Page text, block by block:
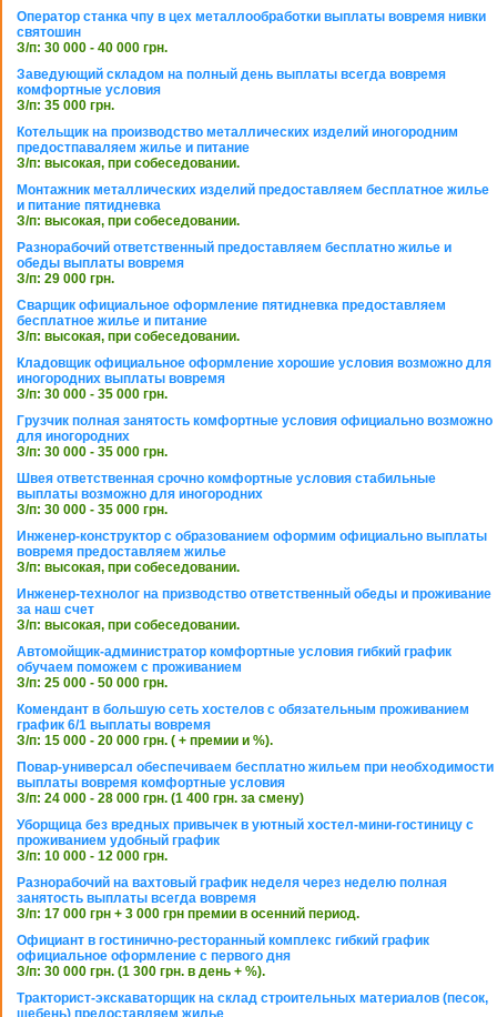
Оператор станка чпу в цех металлообработки выплаты вовремя нивки
святошин
З/п: 30 000 - 40 000 грн.
Заведующий складом на полный день выплаты всегда вовремя
комфортные условия
З/п: 35 000 грн.
Котельщик на производство металлических изделий иногородним
предостпаваляем жилье и питание
З/п: высокая, при собеседовании.
Монтажник металлических изделий предоставляем бесплатное жилье
и питание пятидневка
З/п: высокая, при собеседовании.
Разнорабочий ответственный предоставляем бесплатно жилье и
обеды выплаты вовремя
З/п: 29 000 грн.
Сварщик официальное оформление пятидневка предоставляем
бесплатное жилье и питание
З/п: высокая, при собеседовании.
Кладовщик официальное оформление хорошие условия возможно для
иногородних выплаты вовремя
З/п: 30 000 - 35 000 грн.
Грузчик полная занятость комфортные условия официально возможно
для иногородних
З/п: 30 000 - 35 000 грн.
Швея ответственная срочно комфортные условия стабильные
выплаты возможно для иногородних
З/п: 30 000 - 35 000 грн.
Инженер-конструктор с образованием оформим официально выплаты
вовремя предоставляем жилье
З/п: высокая, при собеседовании.
Инженер-технолог на призводство ответственный обеды и проживание
за наш счет
З/п: высокая, при собеседовании.
Автомойщик-администратор комфортные условия гибкий график
обучаем поможем с проживанием
З/п: 25 000 - 50 000 грн.
Комендант в большую сеть хостелов с обязательным проживанием
график 6/1 выплаты вовремя
З/п: 15 000 - 20 000 грн. ( + премии и %).
Повар-универсал обеспечиваем бесплатно жильем при необходимости
выплаты вовремя комфортные условия
З/п: 24 000 - 28 000 грн. (1 400 грн. за смену)
Уборщица без вредных привычек в уютный хостел-мини-гостиницу с
проживанием удобный график
З/п: 10 000 - 12 000 грн.
Разнорабочий на вахтовый график неделя через неделю полная
занятость выплаты всегда вовремя
З/п: 17 000 грн + 3 000 грн премии в осенний период.
Официант в гостинично-ресторанный комплекс гибкий график
официальное оформление с первого дня
З/п: 30 000 грн. (1 300 грн. в день + %).
Тракторист-экскаваторщик на склад строительных материалов (песок,